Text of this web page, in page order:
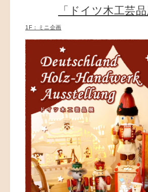
「ドイツ木工芸品
1F：ミニ企画